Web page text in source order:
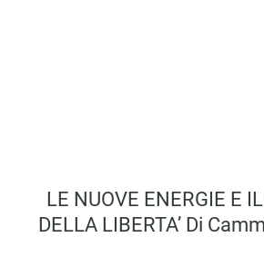
LE NUOVE ENERGIE E
DELLA LIBERTA’ Di